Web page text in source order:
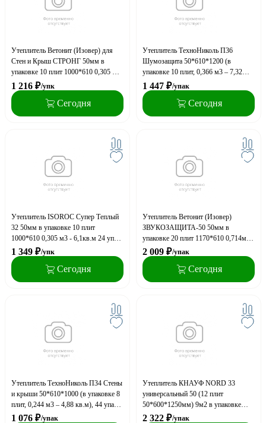
Утеплитель Ветонит (Изовер) для
Стен и Крыш СТРОНГ 50мм в
упаковке 10 плит 1000*610 0,305 м3
- 6,1кв.м 40 упак на паллете (A)
1 216 ₽/упк
Сегодня
Утеплитель ТехноНиколь П36
Шумозащита 50*610*1200 (в
упаковке 10 плит, 0,366 м3 – 7,32
кв.м), 40 упак на поддоне
1 447 ₽/упак
Сегодня
Утеплитель ISOROC Супер Теплый
32 50мм в упаковке 10 плит
1000*610 0,305 м3 - 6,1кв.м 24 упак
на паллете (A)
1 349 ₽/упк
Сегодня
Утеплитель Ветонит (Изовер)
ЗВУКОЗАЩИТА-50 50мм в
упаковке 20 плит 1170*610 0,714м3 -
14,27кв.м (0,14 м3 - транспортный
объём) 24 упак. на паллете (A)
2 009 ₽/упак
Сегодня
Утеплитель ТехноНиколь П34 Стены
и крыши 50*610*1000 (в упаковке 8
плит, 0,244 м3 – 4,88 кв.м), 44 упак
на поддоне
1 076 ₽/упак
Утеплитель КНАУФ NORD 33
универсальный 50 (12 плит
50*600*1250мм) 9м2 в упаковке
0,45 м3, 24 уп. на поддоне
2 322 ₽/упак